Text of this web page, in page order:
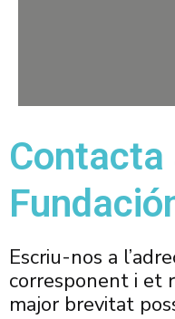
Contacta
Escriu-nos a
corresponent i et
major brevitat